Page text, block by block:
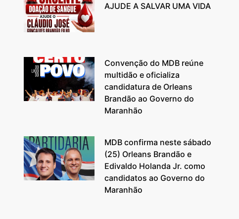
AJUDE A SALVAR UMA VIDA
Convenção do MDB reúne
multidão e oficializa
candidatura de Orleans
Brandão ao Governo do
Maranhão
MDB confirma neste sábado
(25) Orleans Brandão e
Edivaldo Holanda Jr. como
candidatos ao Governo do
Maranhão